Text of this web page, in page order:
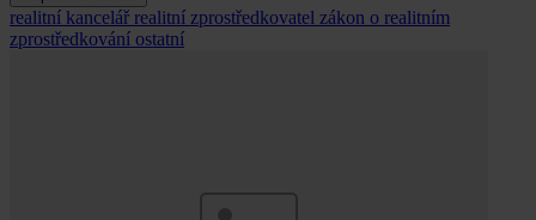
realitní kancelář realitní zprostředkovatel zákon o realitním
zprostředkování ostatní